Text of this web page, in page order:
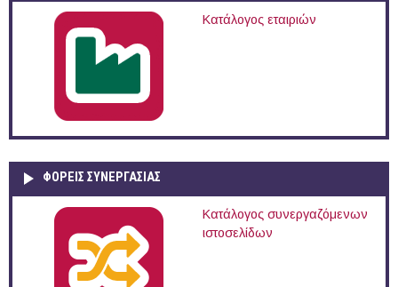
Κατάλογος εταιριών
ΦΟΡΕΙΣ ΣΥΝΕΡΓΑΣΙΑΣ
Κατάλογος συνεργαζόμενων
ιστοσελίδων